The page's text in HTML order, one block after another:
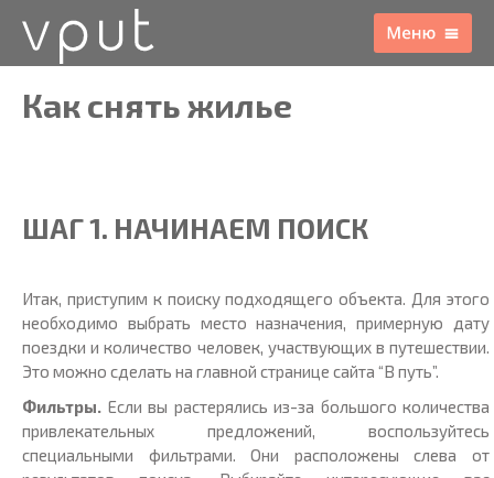
Как снять жилье
ШАГ 1. НАЧИНАЕМ ПОИСК
Итак, приступим к поиску подходящего объекта. Для этого
необходимо выбрать место назначения, примерную дату
поездки и количество человек, участвующих в путешествии.
Это можно сделать на главной странице сайта “В путь”.
Фильтры. Если вы растерялись из-за большого количества
привлекательных предложений, воспользуйтесь
специальными фильтрами. Они расположены слева от